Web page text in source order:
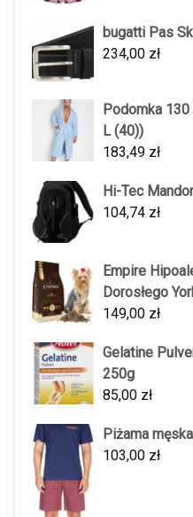
bugatti Pas
234,00 zł
Podomka
L (40))
183,49 zł
Hi-Tec
104,74 zł
Empire
Dorosłego
149,00 zł
Gelatine
250g
85,00 zł
Piżama
103,00 zł